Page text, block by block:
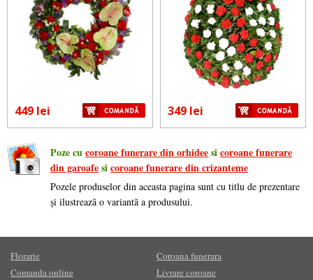
449 lei 349 lei
Poze cucoroane funerare din orhideesicoroane funerare
din garoafesicoroane funerare din crizanteme
Pozele produselor din aceasta pagina sunt cu titlu de prezentare
și ilustrează o variantă a produsului.
Florarie
Coroana funerara
Comanda online
Livrare coroane